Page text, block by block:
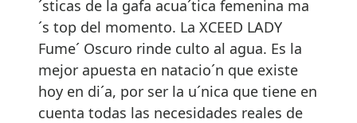
´sticas de la gafa acua´tica femenina ma
´s top del momento. La XCEED LADY
Fume´ Oscuro rinde culto al agua. Es la
mejor apuesta en natacio´n que existe
hoy en di´a, por ser la u´nica que tiene en
cuenta todas las necesidades reales de